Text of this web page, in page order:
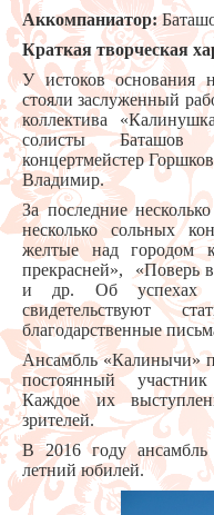
Аккомпаниатор:
Краткая творческая
У истоков основания
стояли заслуженный
коллектива
солисты Баташов
концертмейстер
Владимир.
За последние
несколько сольных
желтые над городом
прекрасней», «Поверь
и др. Об успехах и
свидетельствуют
благодарственные
Ансамбль «Калинычи»
постоянный
Каждое их
зрителей.
В 2016 году
летний юбилей.